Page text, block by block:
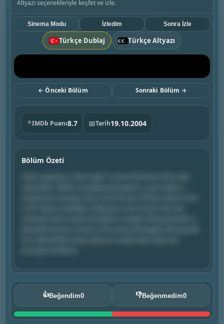
Altyazı seçenekleriyle keşfet ve izle.
Türkçe Dublaj Türkçe Altyazı
Sinema Modu İzledim Sonra İzle
← Önceki Bölüm Sonraki Bölüm →
⭐IMDb Puanı8.7 📅Tarih19.10.2004
Bölüm Özeti
👍Beğendim0 👎Beğenmedim0